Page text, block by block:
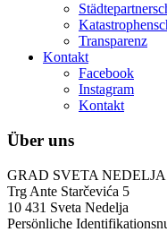
Transparenz
Kontakt
Facebook
Instagram
Kontakt
Über uns
GRAD SVETA NEDELJA
Trg Ante Starčevića 5
10 431 Sveta Nedelja
Persönliche